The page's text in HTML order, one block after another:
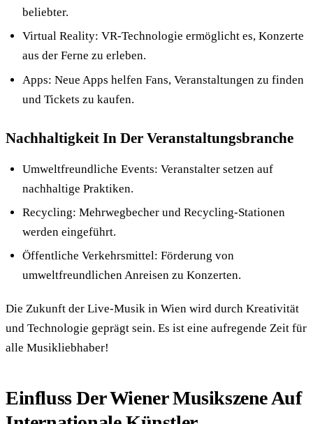
beliebter.
Virtual Reality: VR-Technologie ermöglicht es, Konzerte
aus der Ferne zu erleben.
Apps: Neue Apps helfen Fans, Veranstaltungen zu finden
und Tickets zu kaufen.
Nachhaltigkeit In Der Veranstaltungsbranche
Umweltfreundliche Events: Veranstalter setzen auf
nachhaltige Praktiken.
Recycling: Mehrwegbecher und Recycling-Stationen
werden eingeführt.
Öffentliche Verkehrsmittel: Förderung von
umweltfreundlichen Anreisen zu Konzerten.
Die Zukunft der Live-Musik in Wien wird durch Kreativität
und Technologie geprägt sein. Es ist eine aufregende Zeit für
alle Musikliebhaber!
Einfluss Der Wiener Musikszene Auf